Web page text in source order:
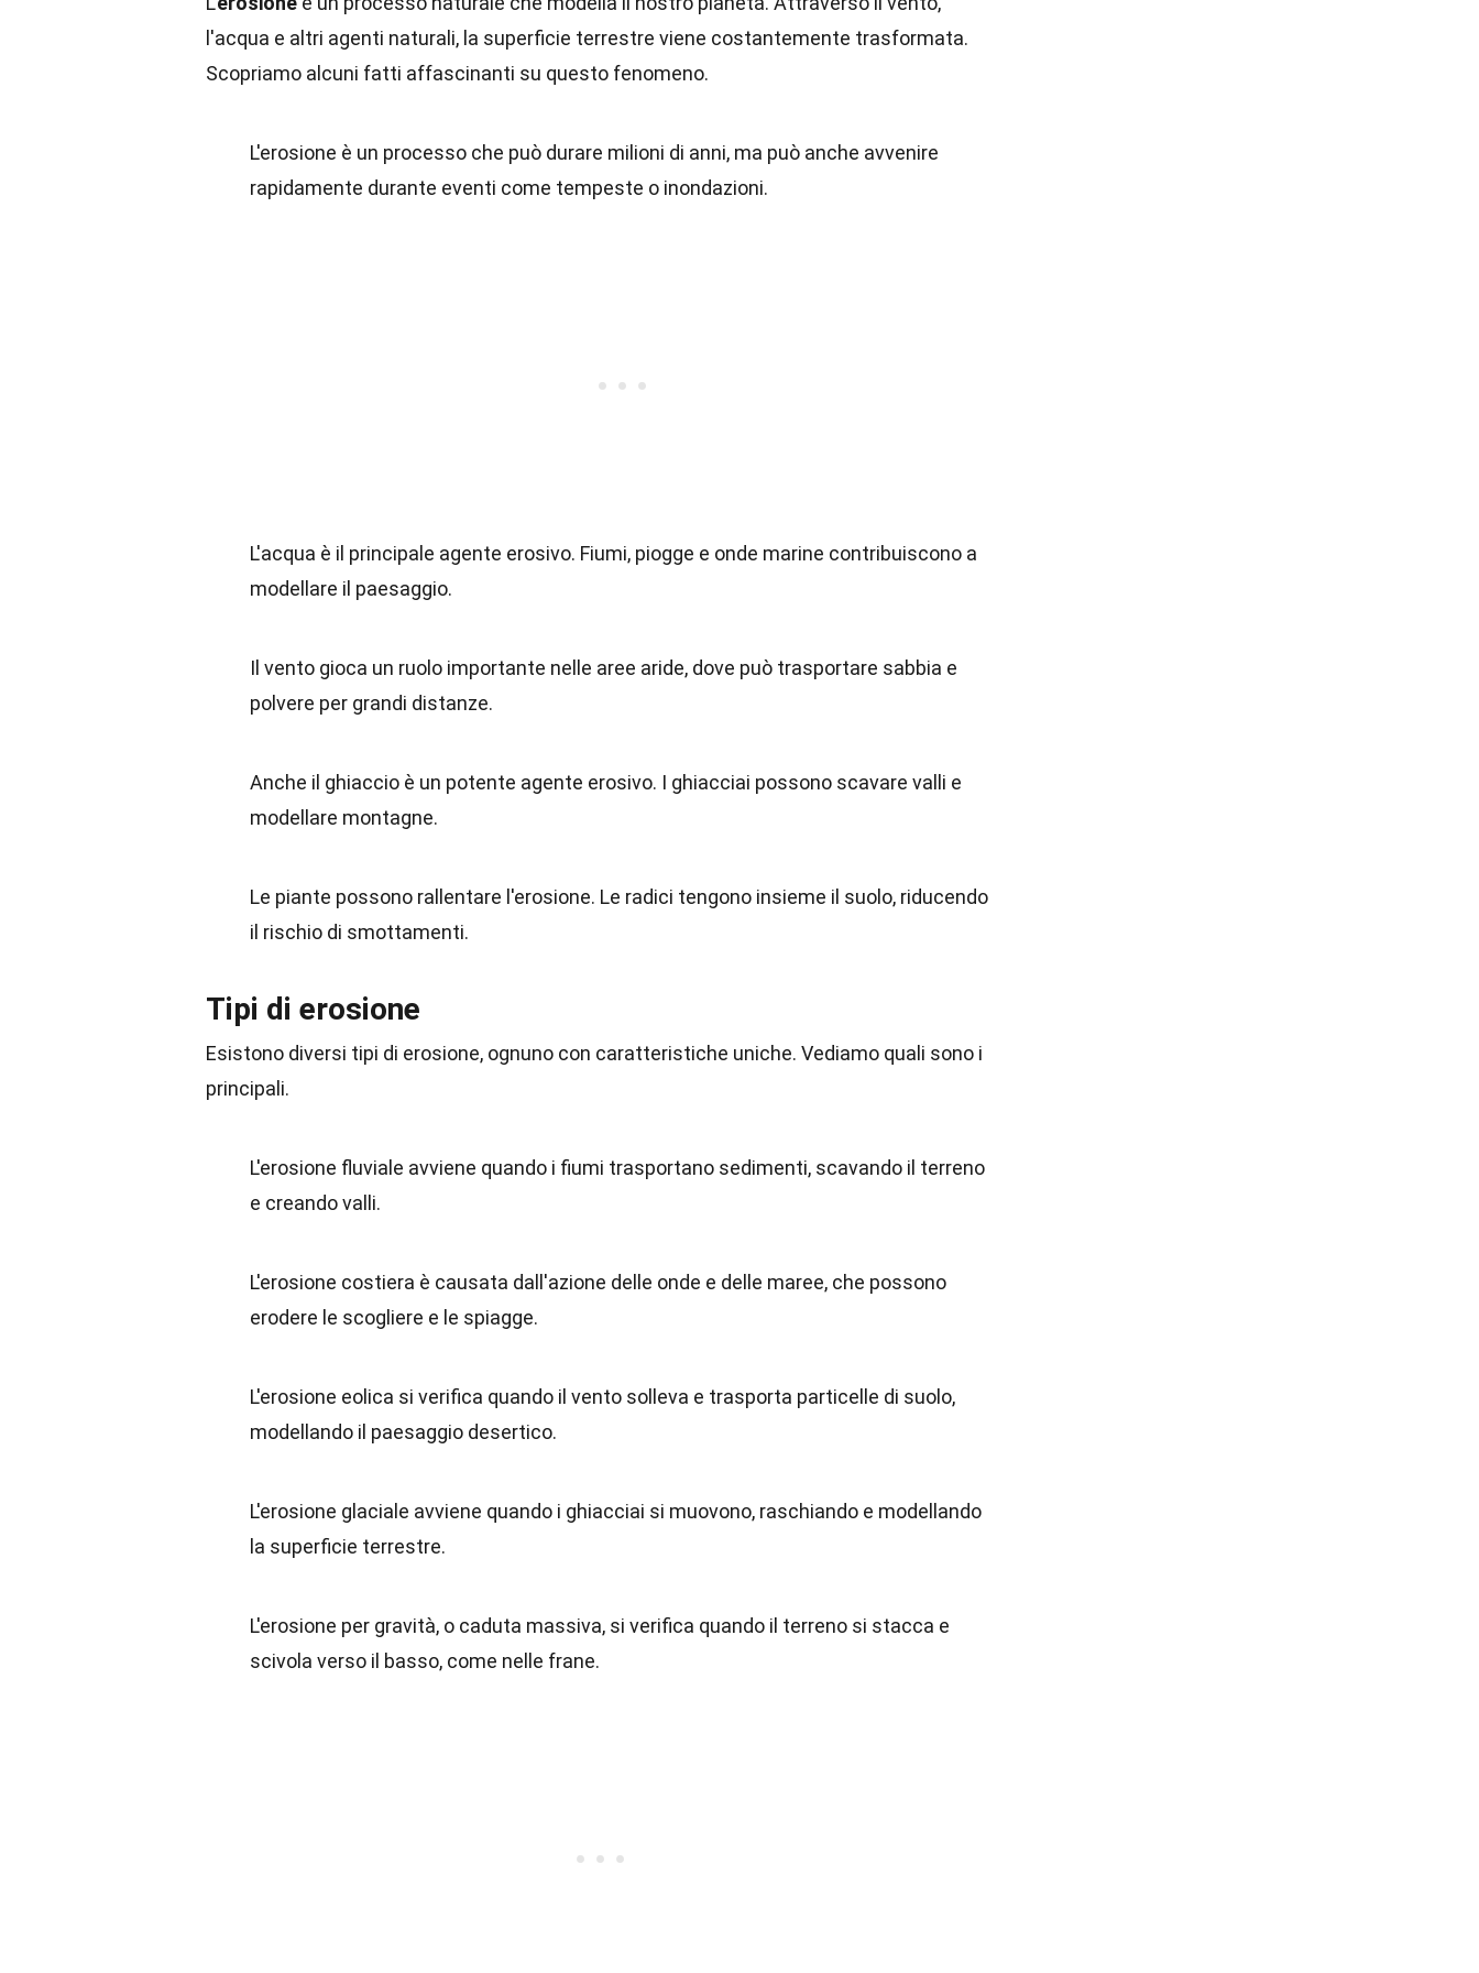
l'acqua e altri agenti naturali, la superficie terrestre viene costantemente trasformata.
Scopriamo alcuni fatti affascinanti su questo fenomeno.
L'erosione è un processo che può durare milioni di anni, ma può anche avvenire
rapidamente durante eventi come tempeste o inondazioni.
L'acqua è il principale agente erosivo. Fiumi, piogge e onde marine contribuiscono a
modellare il paesaggio.
Il vento gioca un ruolo importante nelle aree aride, dove può trasportare sabbia e
polvere per grandi distanze.
Anche il ghiaccio è un potente agente erosivo. I ghiacciai possono scavare valli e
modellare montagne.
Le piante possono rallentare l'erosione. Le radici tengono insieme il suolo, riducendo
il rischio di smottamenti.
Tipi di erosione
Esistono diversi tipi di erosione, ognuno con caratteristiche uniche. Vediamo quali sono i
principali.
L'erosione fluviale avviene quando i fiumi trasportano sedimenti, scavando il terreno
e creando valli.
L'erosione costiera è causata dall'azione delle onde e delle maree, che possono
erodere le scogliere e le spiagge.
L'erosione eolica si verifica quando il vento solleva e trasporta particelle di suolo,
modellando il paesaggio desertico.
L'erosione glaciale avviene quando i ghiacciai si muovono, raschiando e modellando
la superficie terrestre.
L'erosione per gravità, o caduta massiva, si verifica quando il terreno si stacca e
scivola verso il basso, come nelle frane.